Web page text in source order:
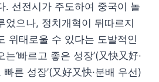
. 선전시가 주도하여 중국이 놀
었으나, 정치개혁이 뒤따르지
위태로울 수 있다는 도발적인
‘빠르고 좋은 성장’(又快又好·
른 성장’(又好又快·분배 우선)